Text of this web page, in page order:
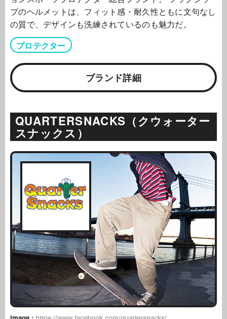
プのヘルメットは、フィット感・耐久性ともに文句なし
の質で、デザインも洗練されているのも魅力だ。
プロテクター
ブランド詳細
QUARTERSNACKS（クウォーター
スナックス）